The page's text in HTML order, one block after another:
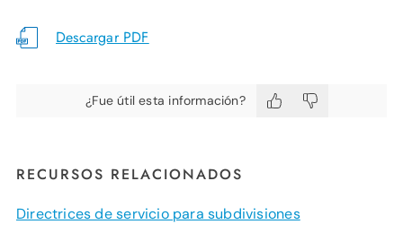
Descargar PDF
¿Fue útil esta información?
RECURSOS RELACIONADOS
Directrices de servicio para subdivisiones